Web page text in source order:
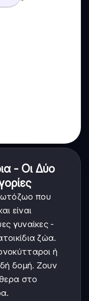
- Οι Δύο
που
είναι
γυναίκες -
ζώα.
ή
δομή. Ζουν
στο